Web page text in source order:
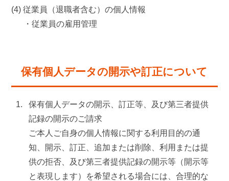
(4) 従業員（退職者含む）の個人情報
・従業員の雇用管理
保有個人データの開示や訂正について
保有個人データの開示、訂正等、及び第三者提供
記録の開示のご請求
ご本人ご自身の個人情報に関する利用目的の通
知、開示、訂正、追加または削除、利用または提
供の拒否、及び第三者提供記録の開示等（開示等
と表現します）を希望される場合には、合理的な